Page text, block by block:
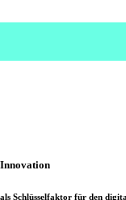
Schlüsselfaktor für den